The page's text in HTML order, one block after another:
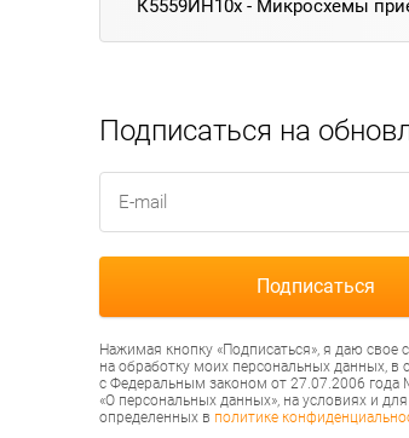
К5559ИН10х - Микросхемы
Подписаться на
Нажимая кнопку «Подписаться», я даю свое
на обработку моих персональных данных, в
с Федеральным законом от 27.07.2006
«О персональных данных», на условиях и
определенных в политике